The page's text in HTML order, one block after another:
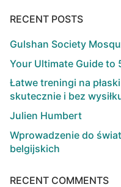
RECENT POSTS
Gulshan Society
Your Ultimate Guide to
Łatwe treningi na
skutecznie i bez
Julien Humbert
Wprowadzenie do
belgijskich
RECENT COMMENTS